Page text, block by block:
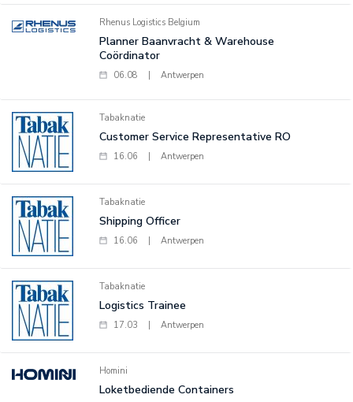
Rhenus Logistics Belgium
Planner Baanvracht & Warehouse
Coördinator
06.08 Antwerpen
Tabaknatie
Customer Service Representative RO
16.06 Antwerpen
Tabaknatie
Shipping Officer
16.06 Antwerpen
Tabaknatie
Logistics Trainee
17.03 Antwerpen
Homini
Loketbediende Containers